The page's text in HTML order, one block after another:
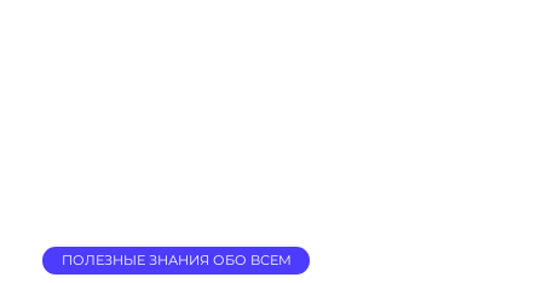
ПОЛЕЗНЫЕ ЗНАНИЯ ОБО ВСЕМ